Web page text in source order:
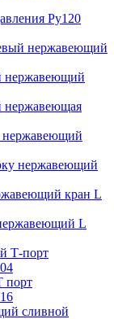
Ру120
нержавеющий
нержавеющий
нержавеющая
нержавеющий
нержавеющий
кран L
L
Т-порт
порт
сливной